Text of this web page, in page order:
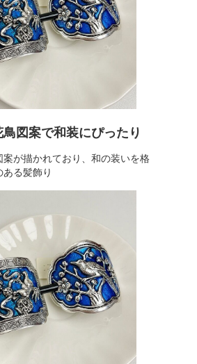
図案で和装にぴったり
が描かれており、和の装いを格
ある髪飾り